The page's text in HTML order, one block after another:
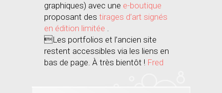
graphiques) avec une e-boutique
proposant des tirages d’art signés
en édition limitée .
Les portfolios et l’ancien site
restent accessibles via les liens en
bas de page. À très bientôt ! Fred